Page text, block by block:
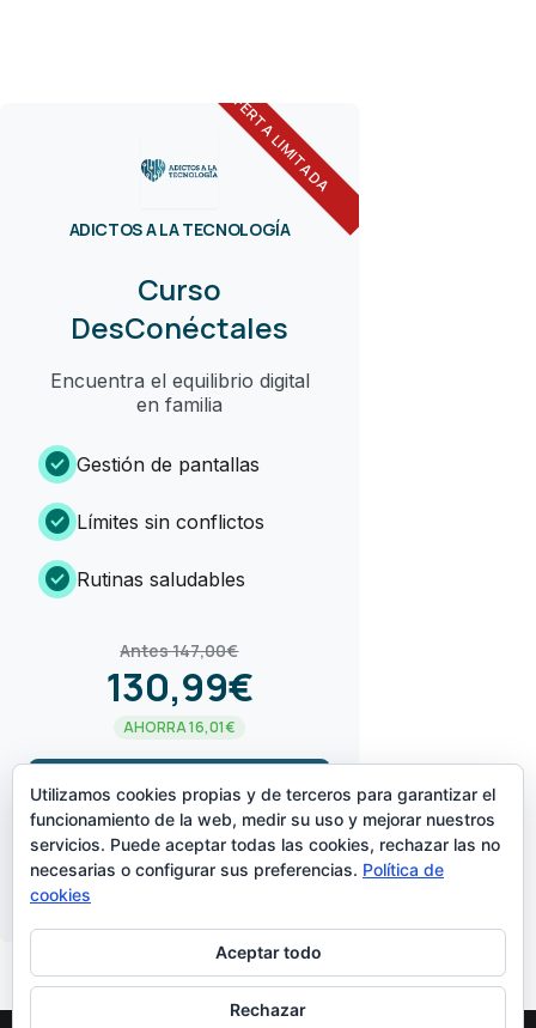
OFERTA LIMITADA
ADICTOS A LA TECNOLOGÍA
Curso
DesConéctales
Encuentra el equilibrio digital
en familia
check_circle Gestión de pantallas
check_circle Límites sin conflictos
check_circle Rutinas saludables
Antes 147,00€
130,99€
AHORRA 16,01€
¡LO QUIERO!arrow_forward
CREADO POR
Utilizamos cookies propias y de terceros para garantizar el
funcionamiento de la web, medir su uso y mejorar nuestros
servicios. Puede aceptar todas las cookies, rechazar las no
necesarias o configurar sus preferencias. Política de
cookies
Aceptar todo
Rechazar